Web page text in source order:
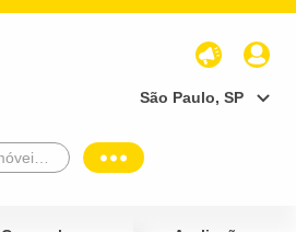
São Paulo, SP